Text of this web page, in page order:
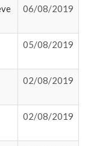
06/08/2019
05/08/2019
02/08/2019
02/08/2019